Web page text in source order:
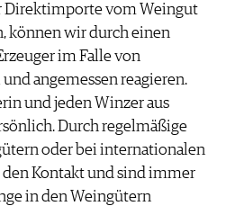
Direktimporte vom Weingut
können wir durch einen
im Falle von
angemessen reagieren.
und jeden Winzer aus
Durch regelmäßige
oder bei internationalen
den Kontakt und sind immer
in den Weingütern